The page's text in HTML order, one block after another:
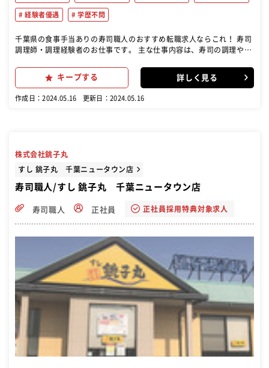
経験者優遇 学歴不問
千葉県の食事手当ありの寿司職人のおすすめ転職求人ならこれ！ 寿司
調理師・調理経験者のお仕事です。 主な仕事内容は、寿司の調理や調
して、お客様に美味しい寿司を提供することが求められます。 また、
店舗の衛生管理や清掃なども行います。 経験者はもちろん、異ジャン
補として、店舗のキッチン部門の運営の全般をお任せしていきます。
キープする 詳しく見る
作成日：2024.05.16 更新日：2024.05.16
株式会社銚子丸
すし 銚子丸 千葉ニュータウン店
寿司職人/すし 銚子丸 千葉ニュータウン店
寿司職人 正社員 正社員採用特典対象求人